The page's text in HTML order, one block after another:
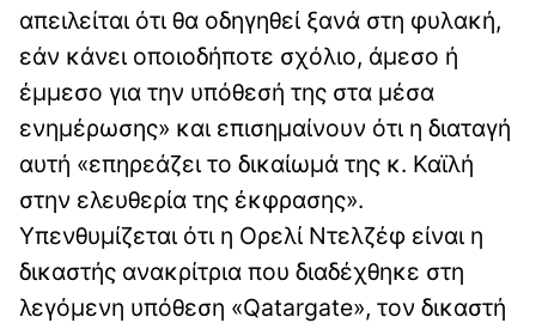
απειλείται ότι θα οδηγηθεί ξανά στη φυλακή,
εάν κάνει οποιοδήποτε σχόλιο, άμεσο ή
έμμεσο για την υπόθεσή της στα μέσα
ενημέρωσης» και επισημαίνουν ότι η διαταγή
αυτή «επηρεάζει το δικαίωμά της κ. Καϊλή
στην ελευθερία της έκφρασης».
Υπενθυμίζεται ότι η Ορελί Ντελζέφ είναι η
δικαστής ανακρίτρια που διαδέχθηκε στη
λεγόμενη υπόθεση «Qatargate», τον δικαστή